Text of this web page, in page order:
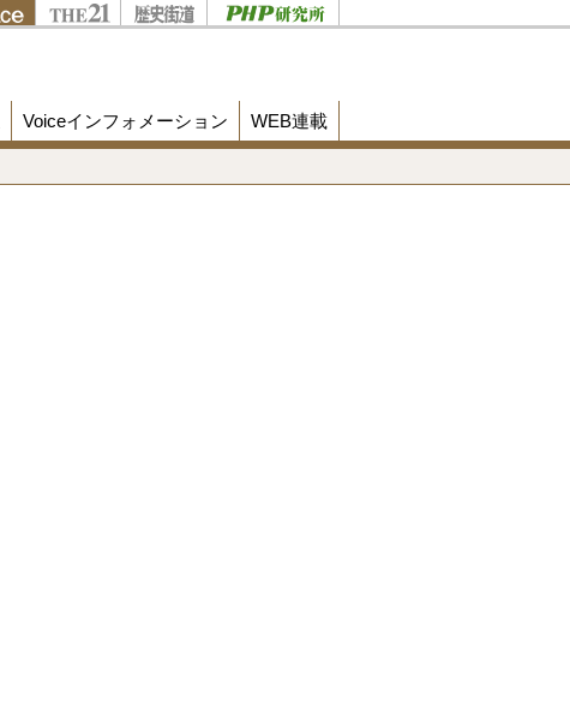
Voiceインフォメーション WEB連載